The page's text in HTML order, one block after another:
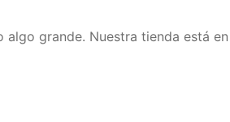
algo grande. Nuestra tienda está